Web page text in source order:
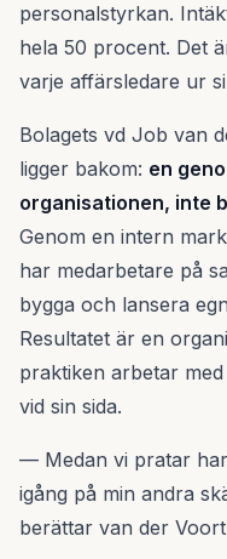
personalstyrkan.
hela 50 procent. Det
varje affärsledare ur
Bolagets vd Job van
ligger bakom: en
organisationen, inte
Genom en intern
har medarbetare på
bygga och lansera
Resultatet är en
praktiken arbetar
vid sin sida.
— Medan vi pratar
igång på min andra
berättar van der